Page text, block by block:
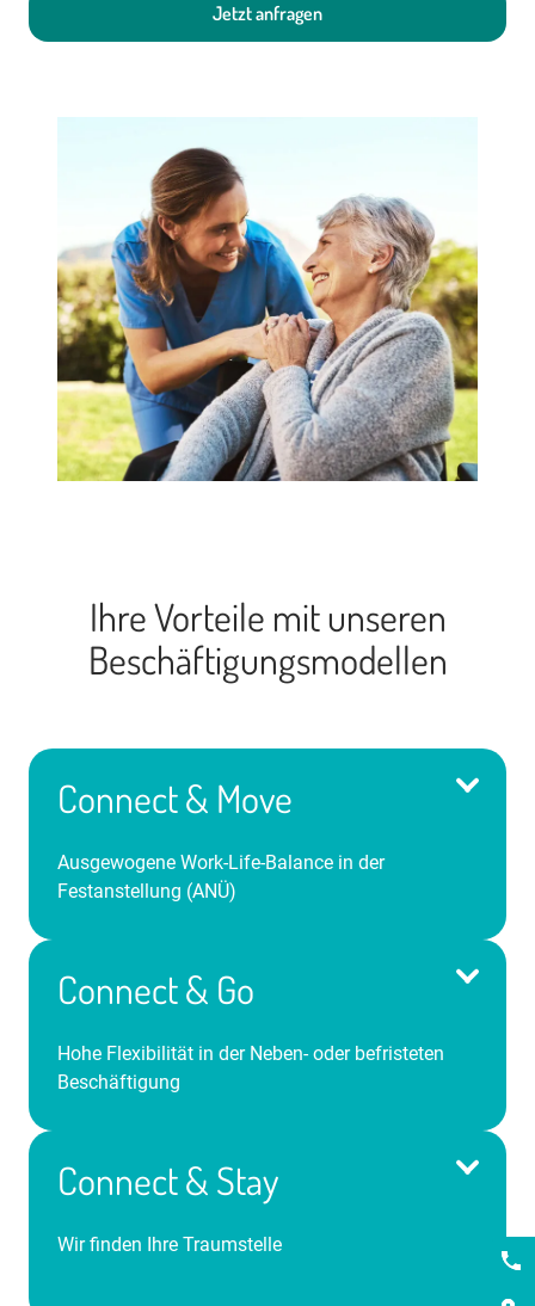
Jetzt anfragen
Ihre Vorteile mit unseren
Beschäftigungsmodellen
Connect & Move
Ausgewogene Work-Life-Balance in der
Festanstellung (ANÜ)
Abwechslungsreiche Einsätze unter
Hervorragender Verdienst & Vorteile des iGZ-Tarifs
Unbefristeter Arbeitsvertrag
Connect & Go
Hohe Flexibilität in der Neben- oder befristeten
Beschäftigung
Connect & Stay
Wir finden Ihre Traumstelle